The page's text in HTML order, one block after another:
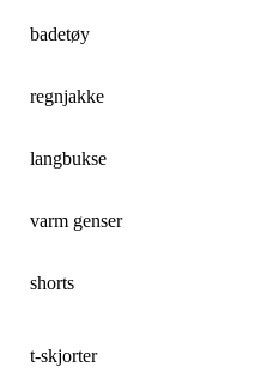
badetøy
regnjakke
langbukse
varm genser
shorts
t-skjorter